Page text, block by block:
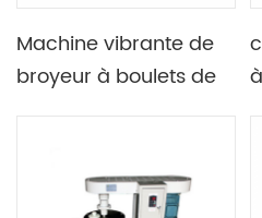
Machine vibrante de
broyeur à boulets de